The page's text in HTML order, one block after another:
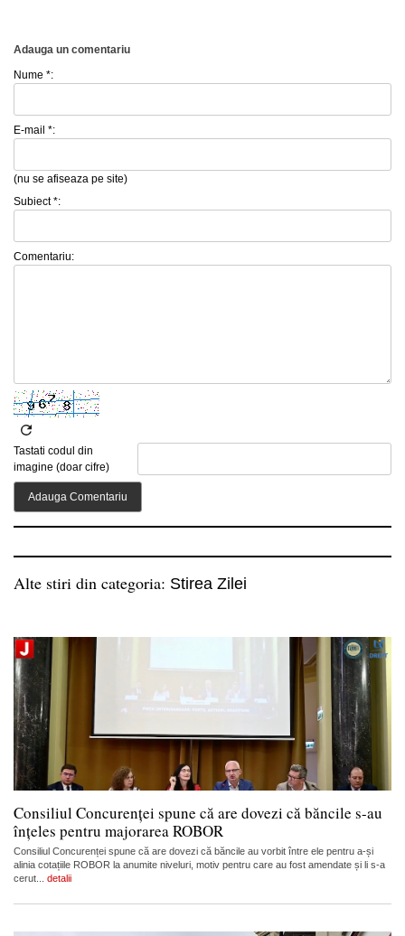
Adauga un comentariu
Nume *:
E-mail *:
(nu se afiseaza pe site)
Subiect *:
Comentariu:
Tastati codul din
imagine (doar cifre)
Alte stiri din categoria: Stirea Zilei
Consiliul Concurenței spune că are dovezi că băncile s-au
înțeles pentru majorarea ROBOR
Consiliul Concurenței spune că are dovezi că băncile au vorbit între ele pentru a-și
alinia cotațiile ROBOR la anumite niveluri, motiv pentru care au fost amendate și li s-a
cerut... detalii